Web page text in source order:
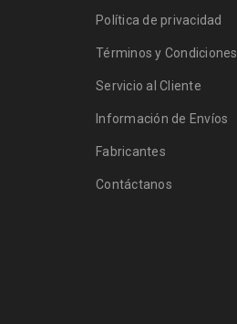
Política de privacidad
Términos y Condiciones
Servicio al Cliente
Información de Envíos
Fabricantes
Contáctanos